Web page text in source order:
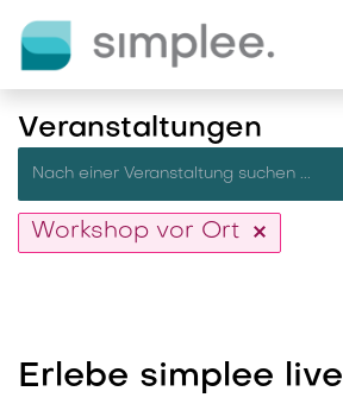
Veranstaltungen
Workshop vor Ort
Erlebe simplee live